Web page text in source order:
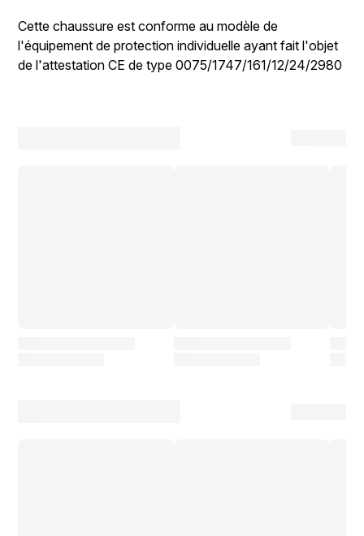
Cette chaussure est conforme au modèle de
l'équipement de protection individuelle ayant fait l'objet
de l'attestation CE de type 0075/1747/161/12/24/2980